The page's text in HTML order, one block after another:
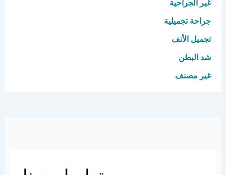
غير الجراحية
جراحة تجميلية
تجميل الأنف
شد البطن
غير مصنف